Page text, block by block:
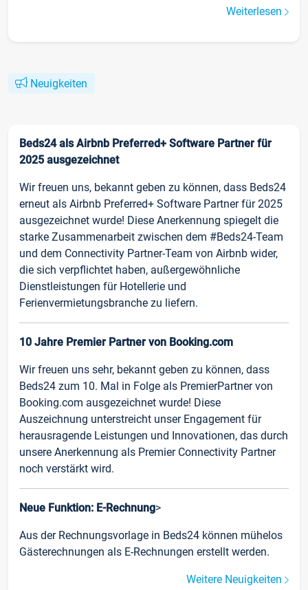
Weiterlesen
Neuigkeiten
Beds24 als Airbnb Preferred+ Software Partner für
2025 ausgezeichnet
Wir freuen uns, bekannt geben zu können, dass Beds24
erneut als Airbnb Preferred+ Software Partner für 2025
ausgezeichnet wurde! Diese Anerkennung spiegelt die
starke Zusammenarbeit zwischen dem #Beds24-Team
und dem Connectivity Partner-Team von Airbnb wider,
die sich verpflichtet haben, außergewöhnliche
Dienstleistungen für Hotellerie und
Ferienvermietungsbranche zu liefern.
10 Jahre Premier Partner von Booking.com
Wir freuen uns sehr, bekannt geben zu können, dass
Beds24 zum 10. Mal in Folge als PremierPartner von
Booking.com ausgezeichnet wurde! Diese
Auszeichnung unterstreicht unser Engagement für
herausragende Leistungen und Innovationen, das durch
unsere Anerkennung als Premier Connectivity Partner
noch verstärkt wird.
Neue Funktion: E-Rechnung>
Aus der Rechnungsvorlage in Beds24 können mühelos
Gästerechnungen als E-Rechnungen erstellt werden.
Weitere Neuigkeiten